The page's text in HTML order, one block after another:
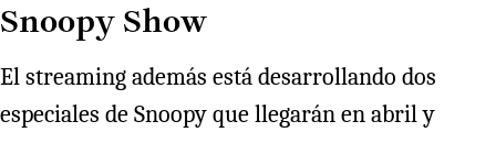
Snoopy Show
El streaming además está desarrollando dos
especiales de Snoopy que llegarán en abril y